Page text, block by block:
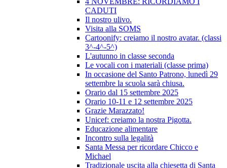
CADUTI
Il nostro ulivo.
Visita alla SOMS
Cartoonify: creiamo il nostro avatar. (classi
3^-4^-5^)
L'autunno in classe seconda
Le vocali con i materiali (classe prima)
In occasione del Santo Patrono, lunedì 29
settembre la scuola sarà chiusa.
Orario dal 15 settembre 2025
Orario 10-11 e 12 settembre 2025
Grazie Marazzato!
Unicef: creiamo la nostra Pigotta.
Educazione alimentare
Incontro sulla legalità
Santa Messa per ricordare Chicco e
Michael
Tradizionale uscita alla chiesetta di Santa